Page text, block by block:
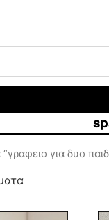
για δυο